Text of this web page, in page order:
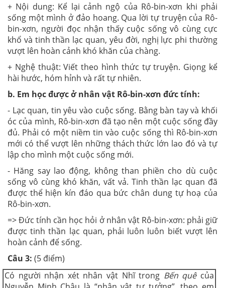
+ Nội dung: Kể lại cảnh ngộ của Rô-bin-xơn khi phải
sống một mình ở đảo hoang. Qua lời tự truyện của Rô-
bin-xơn, người đọc nhận thấy cuộc sống vô cùng cực
khổ và tinh thần lạc quan, yêu đời, nghị lực phi thường
vượt lên hoàn cảnh khó khăn của chàng.
+ Nghệ thuật: Viết theo hình thức tự truyện. Giọng kể
hài hước, hóm hỉnh và rất tự nhiên.
b. Em học được ở nhân vật Rô-bin-xơn đức tính:
- Lạc quan, tin yêu vào cuộc sống. Bằng bàn tay và khối
óc của mình, Rô-bin-xơn đã tạo nên một cuộc sống đầy
đủ. Phải có một niềm tin vào cuộc sống thì Rô-bin-xơn
mới có thể vượt lên những thách thức lớn lao đó và tự
lập cho mình một cuộc sống mới.
- Hăng say lao động, không than phiền cho dù cuộc
sống vô cùng khó khăn, vất vả. Tinh thần lạc quan đã
được thể hiện kín đáo qua bức chân dung tự hoạ của
Rô-bin-xơn.
=> Đức tính cần học hỏi ở nhân vật Rô-bin-xơn: phải giữ
được tinh thần lạc quan, phải luôn luôn biết vượt lên
hoàn cảnh để sống.
Câu 3: (5 điểm)
Có người nhận xét nhân vật Nhĩ trong Bến quêcủa